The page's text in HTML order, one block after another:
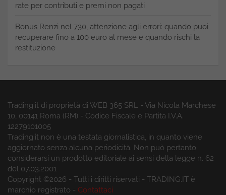
rate per contributi e premi non pagati
Bonus Renzi nel 730, attenzione agli errori: quando puoi
recuperare fino a 100 euro al mese e quando rischi la
restituzione
Trading.it di proprietà di WEB 365 SRL - Via Nicola Marchese
10, 00141 Roma (RM) - Codice Fiscale e Partita I.V.A.
12279101005
Trading.it non è una testata giornalistica, in quanto viene
aggiornato senza alcuna periodicità. Non può pertanto
considerarsi un prodotto editoriale ai sensi della legge n. 62
del 07.03.2001
Copyright ©2026 - Tutti i diritti riservati - TRADING.IT è
marchio registrato - Contattaci